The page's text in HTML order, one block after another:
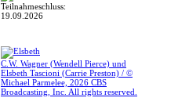
Teilnahmeschluss:
19.09.2026
C.W. Wagner (Wendell Pierce) und
Elsbeth Tascioni (Carrie Preston) / ©
Michael Parmelee, 2026 CBS
Broadcasting, Inc. All rights reserved.